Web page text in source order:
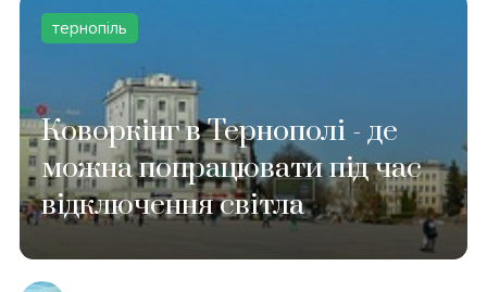
тернопіль
Коворкінг в Тернополі - де
можна попрацювати під час
відключення світла